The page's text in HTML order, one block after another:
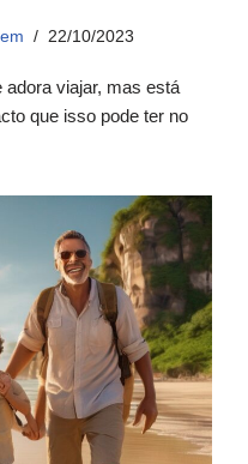
22/10/2023
adora viajar, mas está
que isso pode ter no